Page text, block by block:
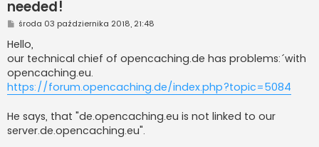
needed!
P
s
t
środa 03 października 2018, 21:48
Hello,
our technical chief of opencaching.de has problems:´with
opencaching.eu.
https://forum.opencaching.de/index.php?topic=5084
He says, that "de.opencaching.eu is not linked to our
server.de.opencaching.eu".